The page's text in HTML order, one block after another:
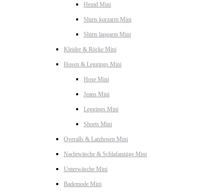
Hemd Mini
Shirts kurzarm Mini
Shirts langarm Mini
Kleider & Röcke Mini
Hosen & Leggings Mini
Hose Mini
Jeans Mini
Leggings Mini
Shorts Mini
Overalls & Latzhosen Mini
Nachtwäsche & Schlafanzüge Mini
Unterwäsche Mini
Bademode Mini